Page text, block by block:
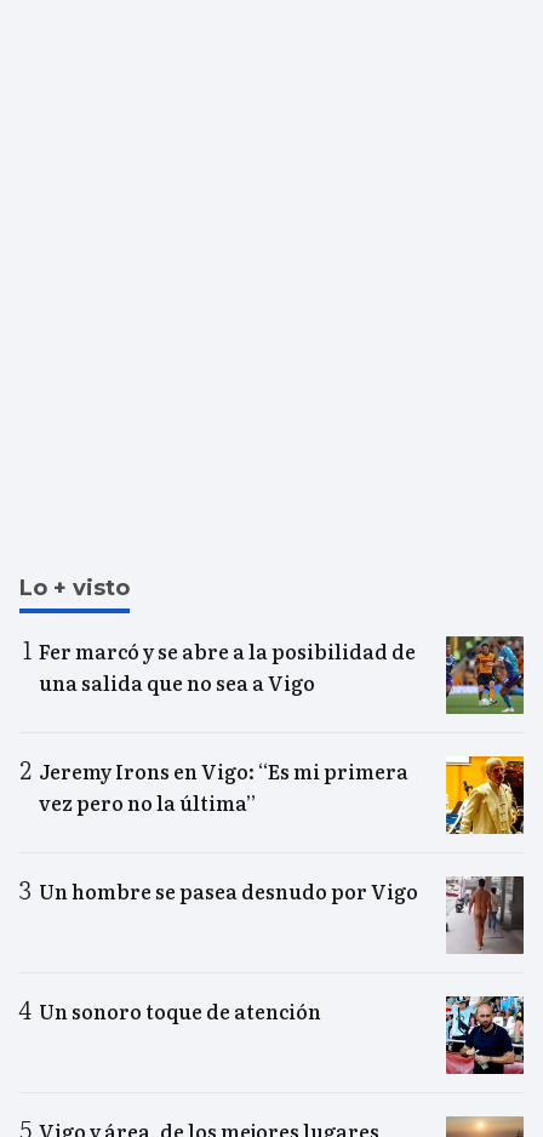
Lo + visto
Fer marcó y se abre a la posibilidad de
una salida que no sea a Vigo
Jeremy Irons en Vigo: “Es mi primera
vez pero no la última”
Un hombre se pasea desnudo por Vigo
Un sonoro toque de atención
Vigo y área, de los mejores lugares